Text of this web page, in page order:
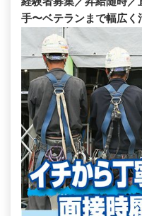
手〜ベテランまで幅広く